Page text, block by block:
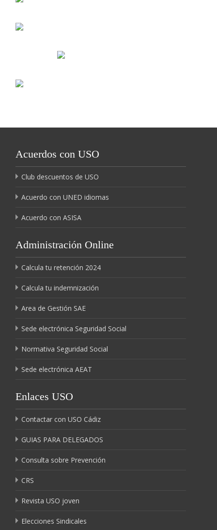
Acuerdos con USO
Club descuentos de USO
Acuerdo con UNED idiomas
Acuerdo con ASISA
Administración Online
Calcula tu retención 2024
Calcula tu indemnización
Area de Gestión SAE
Sede electrónica Seguridad Social
Normativa Seguridad Social
Sede electrónica AEAT
Enlaces USO
Contactar con USO Cádiz
GUIAS PARA DELEGADOS
Consulta sobre Prevención
CRS
Revista USO joven
Elecciones Sindicales